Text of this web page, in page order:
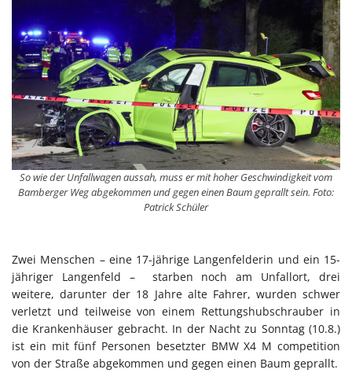
So wie der Unfallwagen aussah, muss er mit hoher Geschwindigkeit vom
Bamberger Weg abgekommen und gegen einen Baum geprallt sein. Foto:
Patrick Schüler
Zwei Menschen – eine 17-jährige Langenfelderin und ein 15-
jähriger Langenfeld – starben noch am Unfallort, drei
weitere, darunter der 18 Jahre alte Fahrer, wurden schwer
verletzt und teilweise von einem Rettungshubschrauber in
die Krankenhäuser gebracht. In der Nacht zu Sonntag (10.8.)
ist ein mit fünf Personen besetzter BMW X4 M competition
von der Straße abgekommen und gegen einen Baum geprallt.